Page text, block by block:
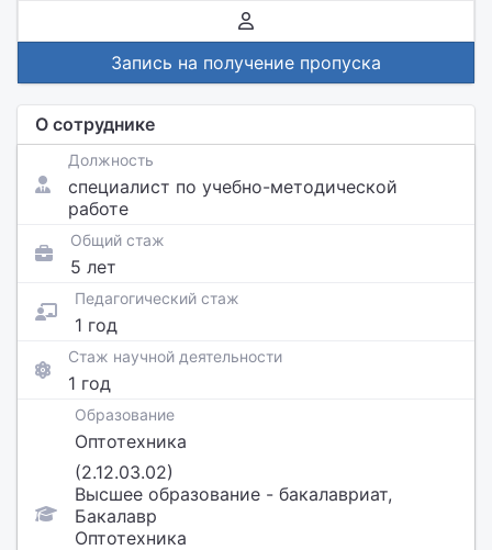
Запись на получение пропуска
О сотруднике
Должность
специалист по учебно-методической
работе
Общий стаж
5 лет
Педагогический стаж
1 год
Стаж научной деятельности
1 год
Образование
Оптотехника
(2.12.03.02)
Высшее образование - бакалавриат,
Бакалавр
Оптотехника